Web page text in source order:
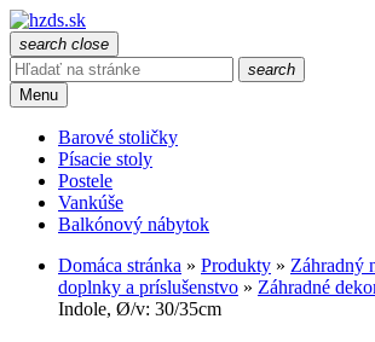
search close
search
Menu
Barové stoličky
Písacie stoly
Postele
Vankúše
Balkónový nábytok
Domáca stránka » Produkty » Záhradný
doplnky a príslušenstvo » Záhradné
Indole, Ø/v: 30/35cm